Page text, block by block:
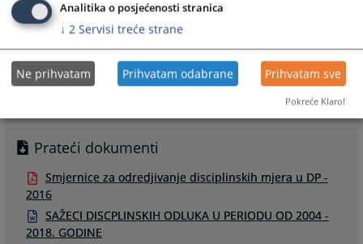
Linkovi
Odluke u disciplinskim postupcima
Raspored disciplinskih ročišta
Prateći dokumenti
Smjernice za odredjivanje disciplinskih mjera u DP -
2016
SAŽECI DISCPLINSKIH ODLUKA U PERIODU OD 2004 -
2018. GODINE
Analitika o posjećenosti stranica
↓ 2 Servisi treće strane
Ne prihvatam Prihvatam odabrane Prihvatam sve
Pokreće Klaro!